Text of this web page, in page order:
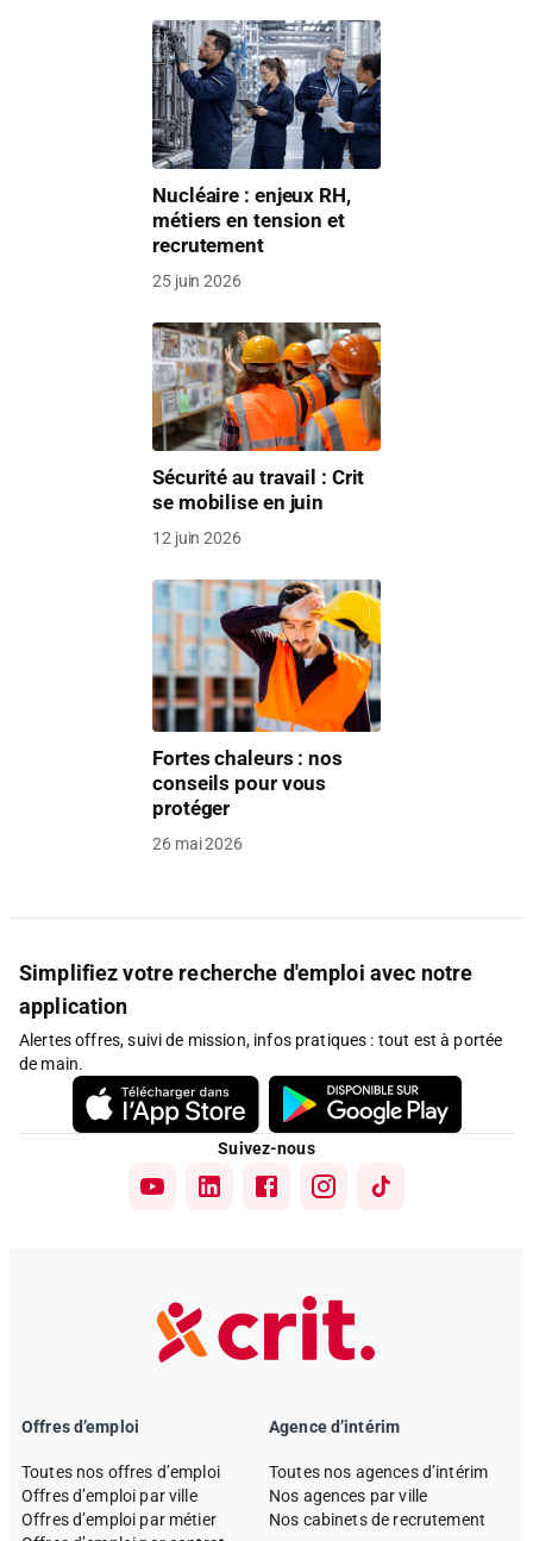
Nucléaire : enjeux RH,
métiers en tension et
recrutement
25 juin 2026
Sécurité au travail : Crit
se mobilise en juin
12 juin 2026
Fortes chaleurs : nos
conseils pour vous
protéger
26 mai 2026